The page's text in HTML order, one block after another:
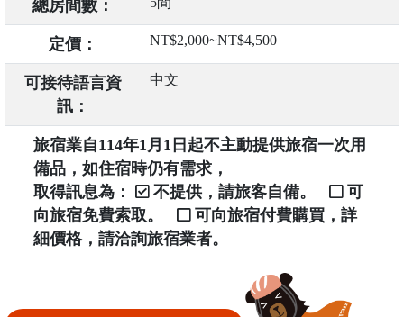
總房間數：
定價： NT$2,000~NT$4,500
可接待語言資
訊：
中文
旅宿業自114年1月1日起不主動提供旅宿一次用
備品，如住宿時仍有需求，
取得訊息為：
不提供，請旅客自備。
可
向旅宿免費索取。
可向旅宿付費購買，詳
細價格，請洽詢旅宿業者。